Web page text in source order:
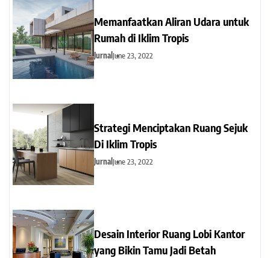
Memanfaatkan Aliran Udara untuk
Rumah di Iklim Tropis
JurnalJune 23, 2022
Strategi Menciptakan Ruang Sejuk
Di Iklim Tropis
JurnalJune 23, 2022
Desain Interior Ruang Lobi Kantor
yang Bikin Tamu Jadi Betah